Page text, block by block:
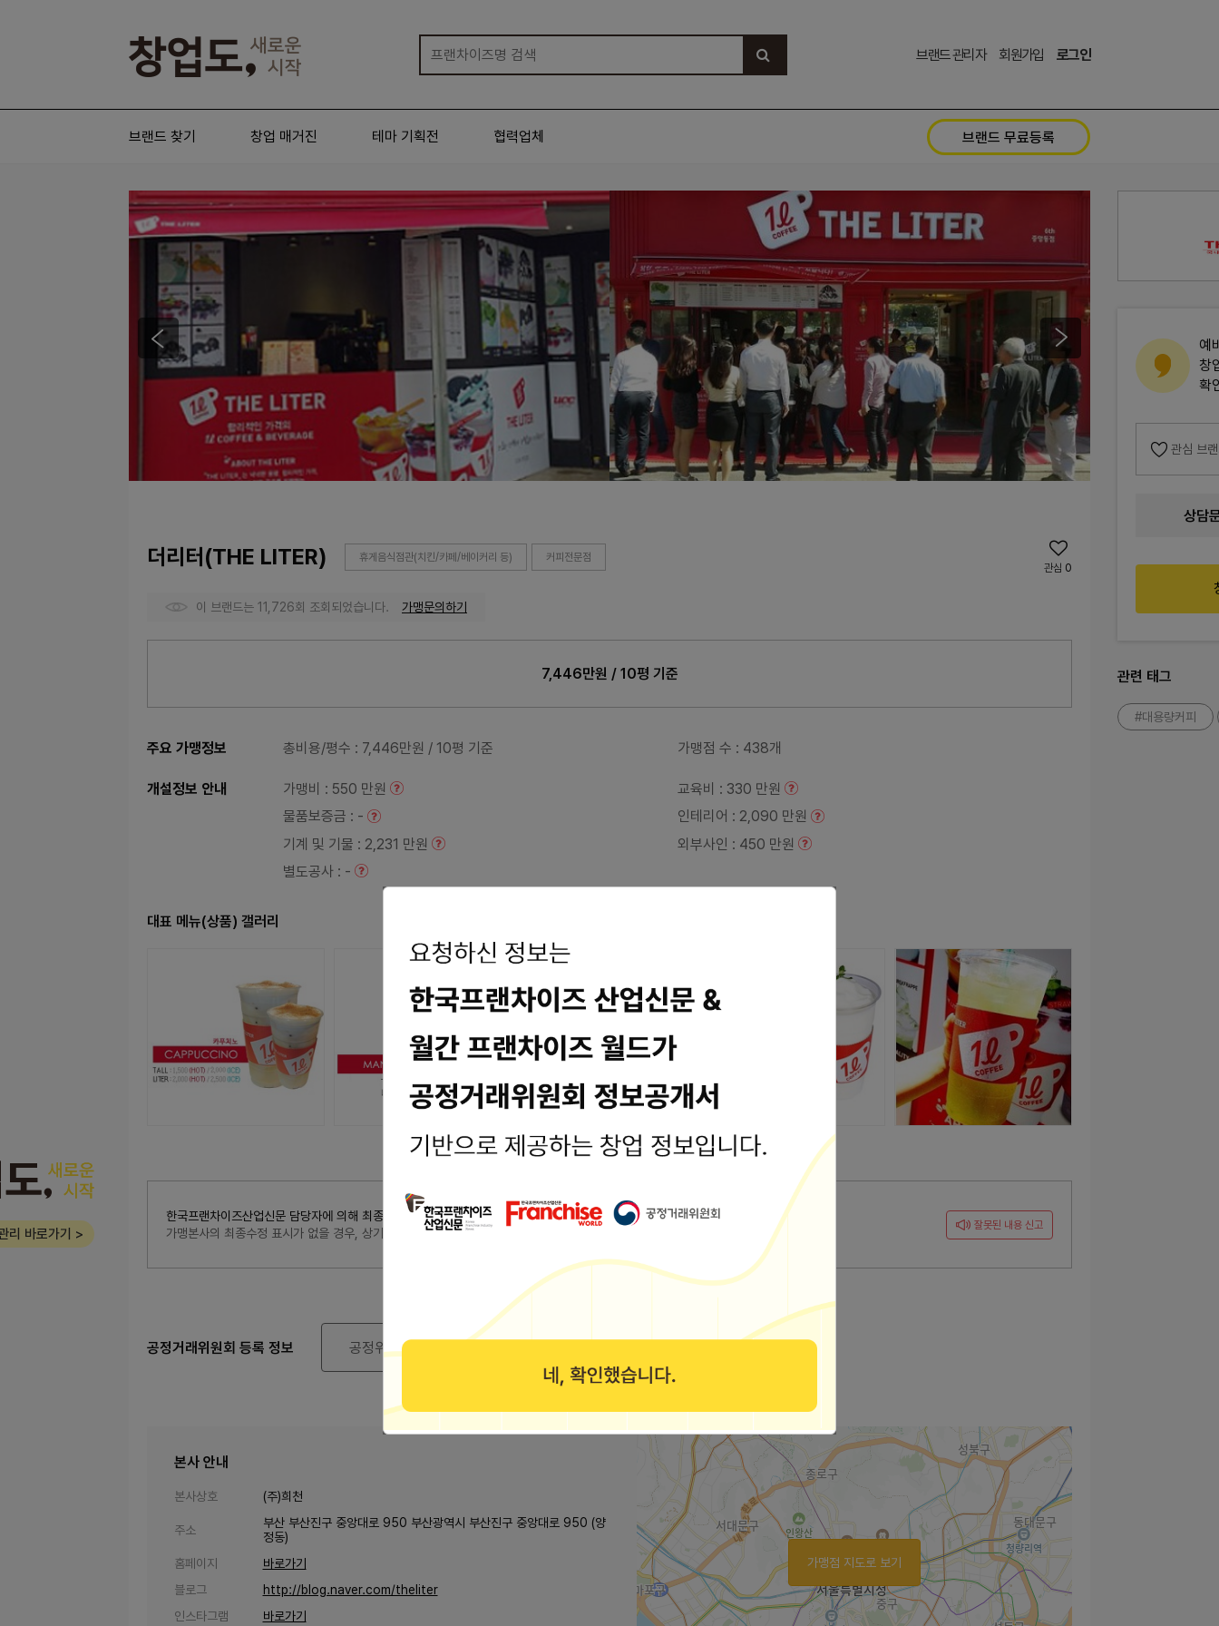
브랜드 관리자 회원가입 로그인
브랜드 찾기 창업 매거진 테마 기획전 협력업체 브랜드 무료등록
더리터(THE LITER) 휴게음식점관(치킨/카페/베이커리 등)
커피전문점
관심 0
이 브랜드는 11,726회 조회되었습니다. 가맹문의하기
7,446만원 / 10평 기준
주요 가맹정보 총비용/평수 : 7,446만원 / 10평 기준 가맹점 수 : 438개
개설정보 안내 가맹비 : 550 만원 교육비
: 330 만원
물품보증금 : - 인테리어 : 2,090 만원
기계 및 기물 : 2,231 만원 외부사인 : 450 만원
별도공사 : -
대표 메뉴(상품) 갤러리
한국프랜차이즈산업신문 담당자에 의해 최종 수정된 내용입니다. 최종수정일시 : 2024-08-07 14:21:06
가맹본사의 최종수정 표시가 없을 경우, 상기 정보는 공정거래위원회 또는 브랜드 홈페이지에서 수집된 기본정보입니다.
잘못된 내용 신고
공정거래위원회 등록 정보 공정위 정보공개서 열람
본사 안내
본사상호 (주)희천
주소
부산 부산진구 중앙대로 950 부산광역시 부산진구 중앙대로 950 (양
정동)
홈페이지
바로가기
블로그
http://blog.naver.com/theliter
인스타그램
바로가기
가맹점 지도로 보기
예
창
확
관심 브
상담
관련 태그
#대용량커피
리 바로가기 >